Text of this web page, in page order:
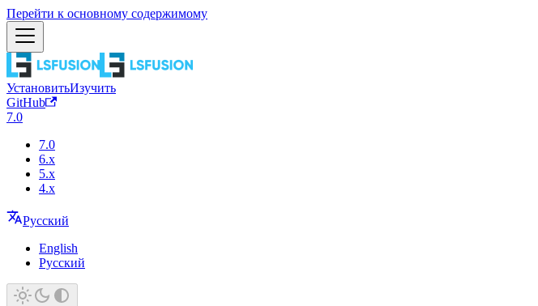
Перейти к основному содержимому
УстановитьИзучить
GitHub
7.0
7.0
6.x
5.x
4.x
Русский
English
Русский